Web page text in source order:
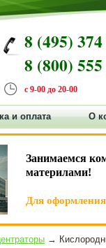
8 (495)
8 (800)
с 9-00 до 20-00
и оплата О
Занимаемся
материлами!
Для оформления
→